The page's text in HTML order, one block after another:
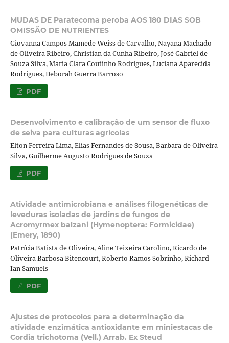
MUDAS DE Paratecoma peroba AOS 180 DIAS SOB
OMISSÃO DE NUTRIENTES
Giovanna Campos Mamede Weiss de Carvalho, Nayana Machado
de Oliveira Ribeiro, Christian da Cunha Ribeiro, José Gabriel de
Souza Silva, Maria Clara Coutinho Rodrigues, Luciana Aparecida
Rodrigues, Deborah Guerra Barroso
PDF
Desenvolvimento e calibração de um sensor de fluxo
de seiva para culturas agrícolas
Elton Ferreira Lima, Elias Fernandes de Sousa, Barbara de Oliveira
Silva, Guilherme Augusto Rodrigues de Souza
PDF
Atividade antimicrobiana e análises filogenéticas de
leveduras isoladas de jardins de fungos de
Acromyrmex balzani (Hymenoptera: Formicidae)
(Emery, 1890)
Patrícia Batista de Oliveira, Aline Teixeira Carolino, Ricardo de
Oliveira Barbosa Bitencourt, Roberto Ramos Sobrinho, Richard
Ian Samuels
PDF
Ajustes de protocolos para a determinação da
atividade enzimática antioxidante em miniestacas de
Cordia trichotoma (Vell.) Arrab. Ex Steud